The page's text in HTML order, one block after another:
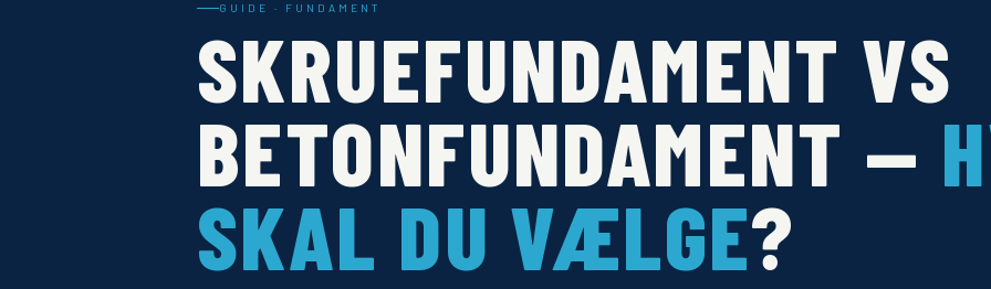
GUIDE · FUNDAMENT
SKRUEFUNDAMENT VS
BETONFUNDAMENT —
SKAL DU VÆLGE?